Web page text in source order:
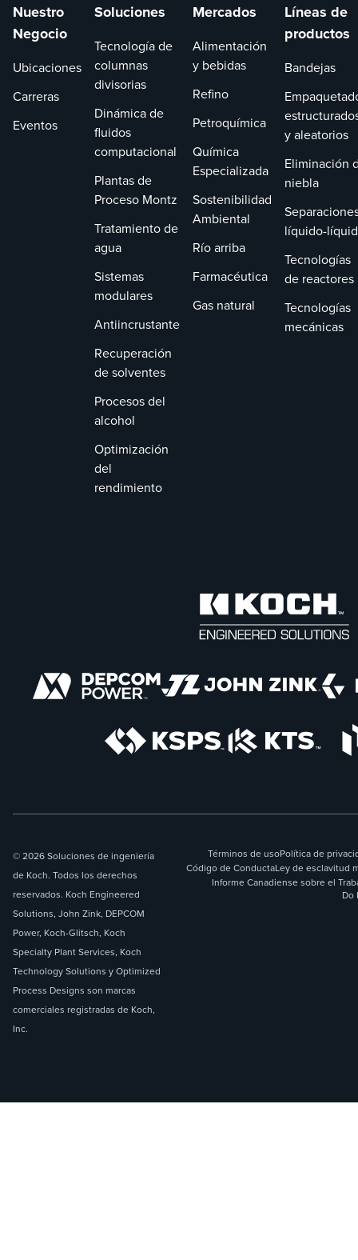
Nuestro
Negocio
Ubicaciones
Carreras
Eventos
Soluciones
Tecnología de
columnas
divisorias
Dinámica de
fluidos
computacional
Plantas de
Proceso Montz
Tratamiento de
agua
Sistemas
modulares
Antiincrustante
Recuperación
de solventes
Procesos del
alcohol
Optimización
del
rendimiento
Mercados
Alimentación
y bebidas
Refino
Petroquímica
Química
Especializada
Sostenibilidad
Ambiental
Río arriba
Farmacéutica
Gas natural
Líneas de
productos
Bandejas
y aleatorios
Eliminación
niebla
líquido-
Tecnologías
de reactores
Tecnologías
mecánicas
© 2026 Soluciones de ingeniería
de Koch. Todos los derechos
reservados. Koch Engineered
Solutions, John Zink, DEPCOM
Power, Koch-Glitsch, Koch
Specialty Plant Services, Koch
Technology Solutions y Optimized
Process Designs son marcas
comerciales registradas de Koch,
Inc.
Términos de usoPolítica de
Código de ConductaLey de esclavitud
Informe Canadiense sobre el
Do